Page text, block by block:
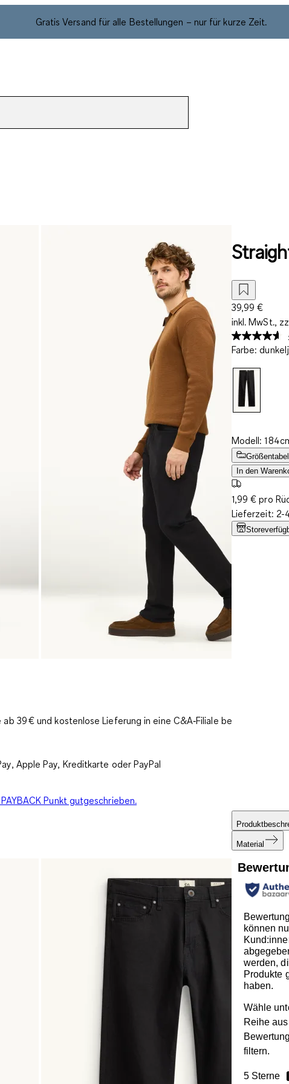
Gratis Versand für alle Bestellungen – nur für kurze Zeit.
39 € und kostenlose Lieferung in eine C&A‑Filiale bereits
Apple Pay, Kreditkarte oder PayPal
Punkt gutgeschrieben.
39,99 €
inkl. MwSt.,
Farbe:
Modell:
In den
1,99 € pro
Lieferzeit: 2-
Material
können
werden,
Produkte
haben.
Wähle
Reihe
filtern.
5 Sterne